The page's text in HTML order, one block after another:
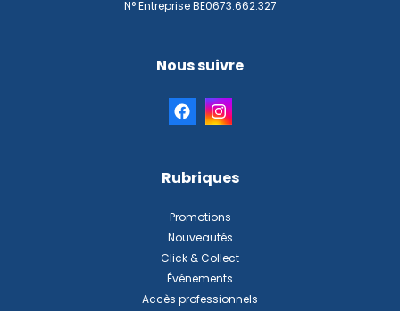
N° Entreprise BE0673.662.327
Nous suivre
Rubriques
Promotions
Nouveautés
Click & Collect
Événements
Accès professionnels